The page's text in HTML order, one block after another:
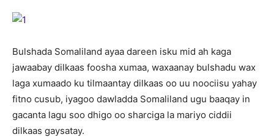
Bulshada Somaliland ayaa dareen isku mid ah kaga
jawaabay dilkaas foosha xumaa, waxaanay bulshadu wax
laga xumaado ku tilmaantay dilkaas oo uu noociisu yahay
fitno cusub, iyagoo dawladda Somaliland ugu baaqay in
gacanta lagu soo dhigo oo sharciga la mariyo ciddii
dilkaas gaysatay.